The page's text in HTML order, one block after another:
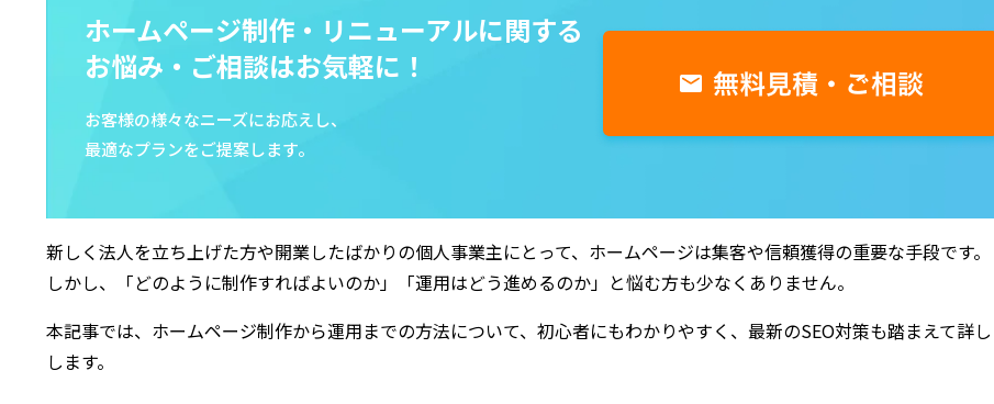
ホームページ制作・リニューアルに関する
お悩み・ご相談はお気軽に！
お客様の様々なニーズにお応えし、
最適なプランをご提案します。
新しく法人を立ち上げた方や開業したばかりの個人事業主にとって、ホームページは集客や信頼獲得の重要な手段です。
しかし、「どのように制作すればよいのか」「運用はどう進めるのか」と悩む方も少なくありません。
本記事では、ホームページ制作から運用までの方法について、初心者にもわかりやすく、最新のSEO対策も踏まえて詳
します。